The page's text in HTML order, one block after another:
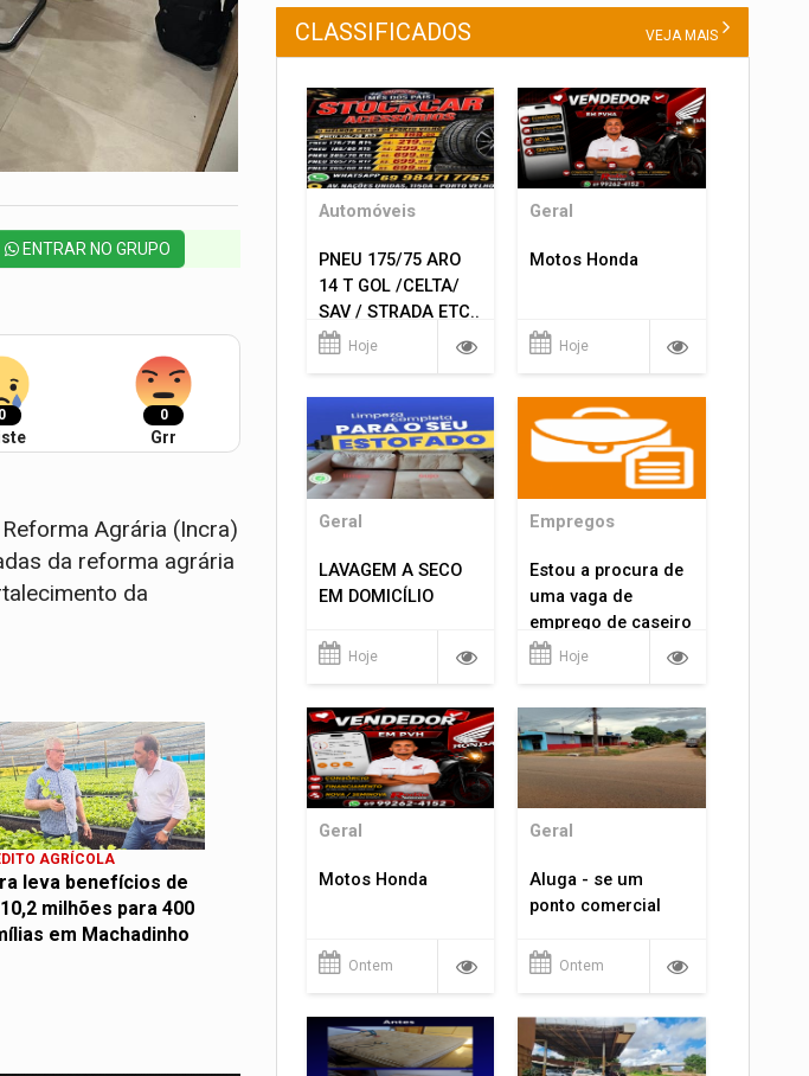
ENTRAR NO GRUPO
0 0
Grr
Agrária (Incra)
da reforma agrária
da
AGRÍCOLA
leva benefícios de
10,2 milhões para 400
em Machadinho
CLASSIFICADOS VEJA MAIS
Automóveis
PNEU 175/75 ARO
14 T GOL /CELTA/
SAV / STRADA ETC..
R$ 219,99
Hoje
Geral
Motos Honda
Hoje
Geral
LAVAGEM A SECO
EM DOMICÍLIO
Hoje
Empregos
Estou a procura de
uma vaga de
emprego de caseiro
em porto velho
Hoje
Geral
Motos Honda
Ontem
Geral
Aluga - se um
ponto comercial
Ontem